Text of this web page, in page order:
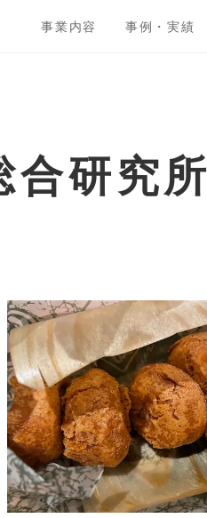
事業内容 事例・実績
合研究所